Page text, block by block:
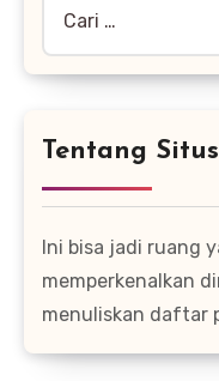
Tentang
Ini bisa jadi ruang
memperkenalkan
menuliskan daftar